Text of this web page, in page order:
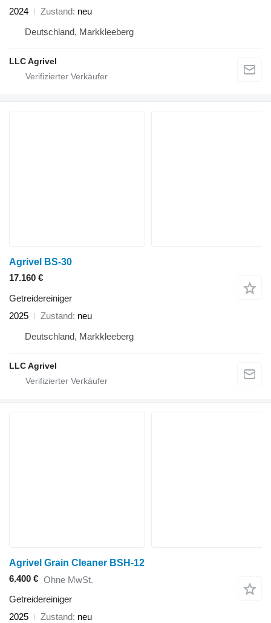
2024
Zustand neu
Deutschland, Markkleeberg
LLC Agrivel
Agrivel BS-30
17.160 €
Getreidereiniger
2025
Zustand neu
Deutschland, Markkleeberg
LLC Agrivel
Agrivel Grain Cleaner BSH-12
6.400 € Ohne MwSt.
Getreidereiniger
2025
Zustand
neu